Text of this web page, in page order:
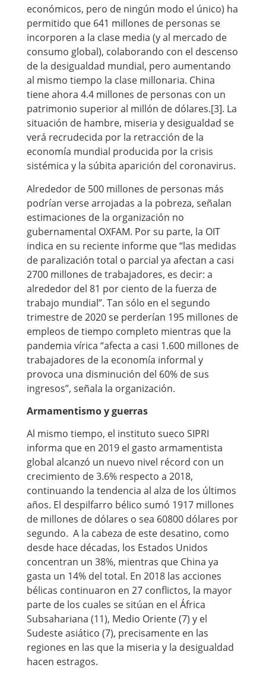
económicos, pero de ningún modo el único) ha
permitido que 641 millones de personas se
incorporen a la clase media (y al mercado de
consumo global), colaborando con el descenso
de la desigualdad mundial, pero aumentando
al mismo tiempo la clase millonaria. China
tiene ahora 4.4 millones de personas con un
patrimonio superior al millón de dólares.[3]. La
situación de hambre, miseria y desigualdad se
verá recrudecida por la retracción de la
economía mundial producida por la crisis
sistémica y la súbita aparición del coronavirus.
Alrededor de 500 millones de personas más
podrían verse arrojadas a la pobreza, señalan
estimaciones de la organización no
gubernamental OXFAM. Por su parte, la OIT
indica en su reciente informe que “las medidas
de paralización total o parcial ya afectan a casi
2700 millones de trabajadores, es decir: a
alrededor del 81 por ciento de la fuerza de
trabajo mundial”. Tan sólo en el segundo
trimestre de 2020 se perderían 195 millones de
empleos de tiempo completo mientras que la
pandemia vírica “afecta a casi 1.600 millones de
trabajadores de la economía informal y
provoca una disminución del 60% de sus
ingresos”, señala la organización.
Armamentismo y guerras
Al mismo tiempo, el instituto sueco SIPRI
informa que en 2019 el gasto armamentista
global alcanzó un nuevo nivel récord con un
crecimiento de 3.6% respecto a 2018,
continuando la tendencia al alza de los últimos
años. El despilfarro bélico sumó 1917 millones
de millones de dólares o sea 60800 dólares por
segundo. A la cabeza de este desatino, como
desde hace décadas, los Estados Unidos
concentran un 38%, mientras que China ya
gasta un 14% del total. En 2018 las acciones
bélicas continuaron en 27 conflictos, la mayor
parte de los cuales se sitúan en el África
Subsahariana (11), Medio Oriente (7) y el
Sudeste asiático (7), precisamente en las
regiones en las que la miseria y la desigualdad
hacen estragos.